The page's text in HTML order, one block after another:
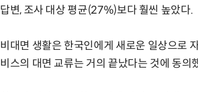
답변, 조사 대상 평균(27%)보다 훨씬 높았다.
비대면 생활은 한국인에게 새로운 일상으로
비스의 대면 교류는 거의 끝났다는 것에 동의